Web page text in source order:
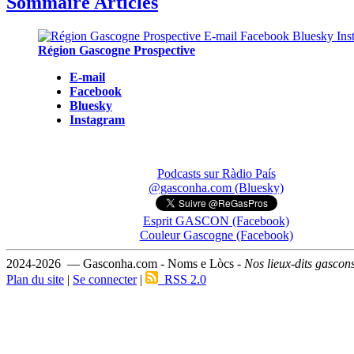
Région Gascogne Prospective
E-mail
Facebook
Bluesky
Instagram
Podcasts sur Ràdio País
@gasconha.com (Bluesky)
Esprit GASCON (Facebook)
Couleur Gascogne (Facebook)
2024-2026 — Gasconha.com - Noms e Lòcs - Nos lieux-dits
Plan du site | Se connecter| RSS 2.0